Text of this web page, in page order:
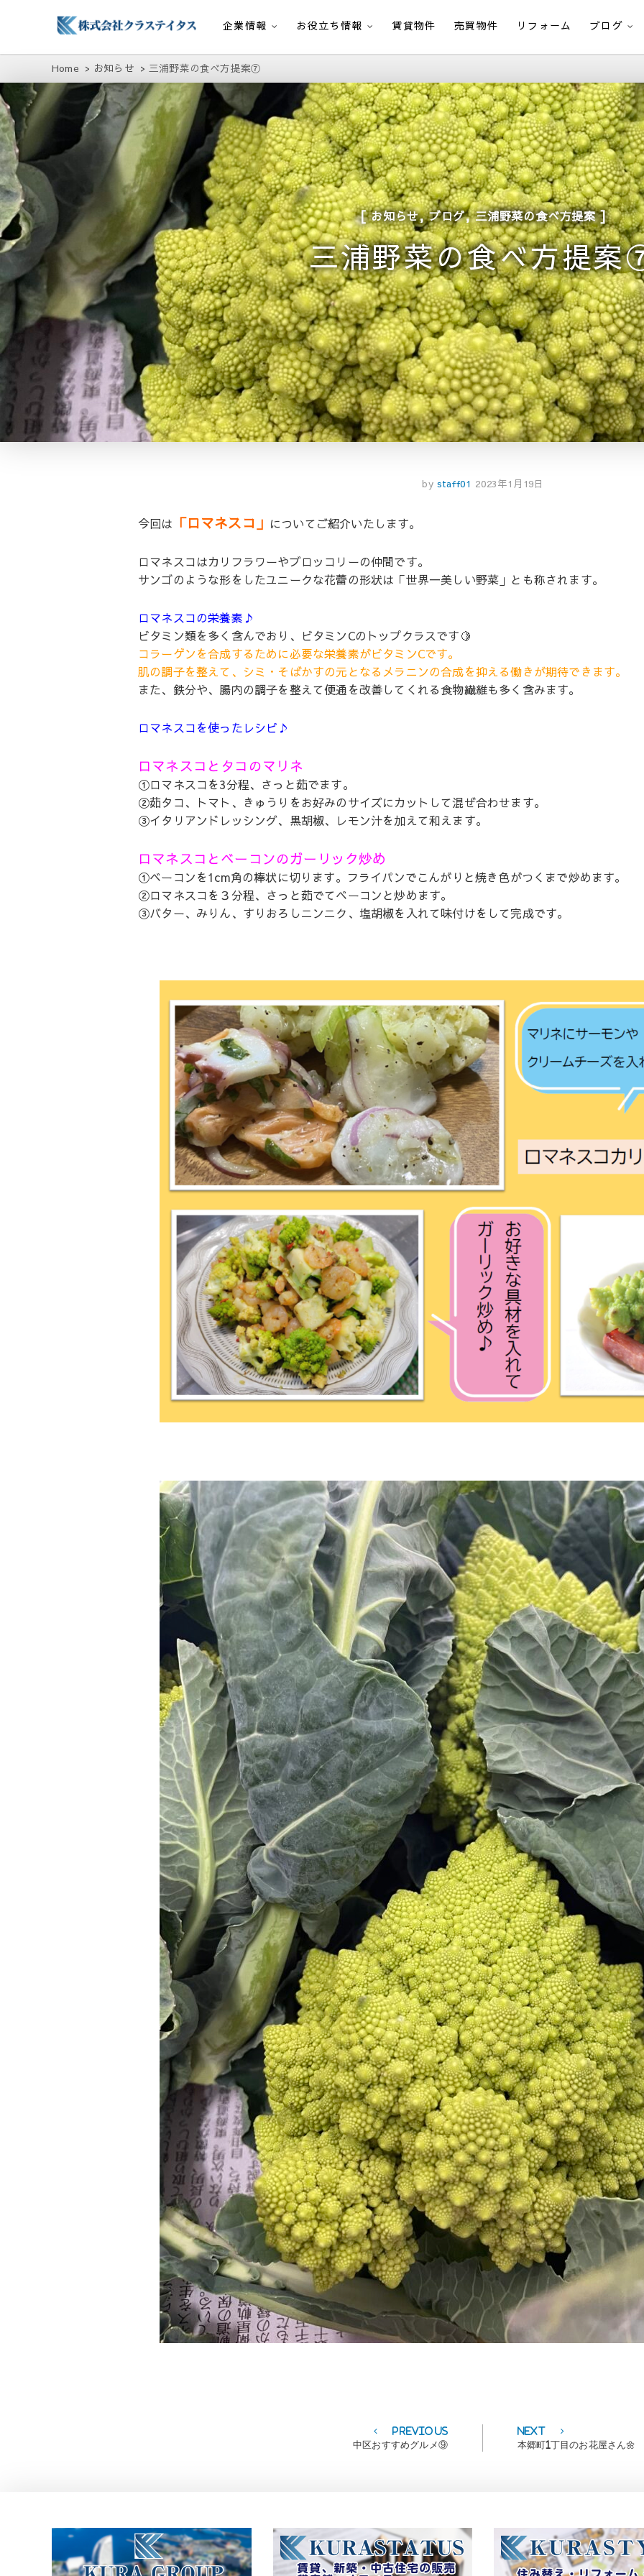
株式会社クラステイタス
企業情報 お役立ち情報 賃貸物件 売買物件 リフォーム ブログ
Home お知らせ 三浦野菜の食べ方提案⑦
お知らせ,ブログ,三浦野菜の食べ方提案
三浦野菜の食べ方提
by staff01 2023年1月19日
今回は 「ロマネスコ」 についてご紹介いたします。
ロマネスコはカリフラワーやブロッコリーの仲間です。
サンゴのような形をしたユニークな花蕾の形状は「世界一美しい野菜」とも称されます。
ロマネスコの栄養素♪
ビタミン類を多く含んでおり、ビタミンCのトップクラスです🍋
コラーゲンを合成するために必要な栄養素がビタミンCです。
肌の調子を整えて、シミ・そばかすの元となるメラニンの合成を抑える働きが期待できます。
また、鉄分や、腸内の調子を整えて便通を改善してくれる食物繊維も多く含みます。
ロマネスコを使ったレシピ♪
ロマネスコとタコのマリネ
①ロマネスコを3分程、さっと茹でます。
②茹タコ、トマト、きゅうりをお好みのサイズにカットして混ぜ合わせます。
③イタリアンドレッシング、黒胡椒、レモン汁を加えて和えます。
ロマネスコとベーコンのガーリック炒め
①ベーコンを1cm角の棒状に切ります。フライパンでこんがりと焼き色がつくまで炒めます。
②ロマネスコを３分程、さっと茹でてベーコンと炒めます。
③バター、みりん、すりおろしニンニク、塩胡椒を入れて味付けをして完成です。
シ
ョ
PreviousPrevious
post:
中区おすすめグルメ⑨
Next
Next
post:
本郷町1丁目のお花屋さん🌼